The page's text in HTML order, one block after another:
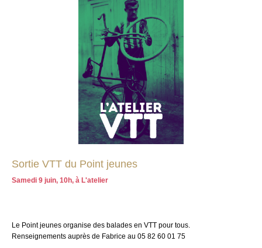
Sortie VTT du Point jeunes
Samedi 9 juin, 10h, à L'atelier
Le Point jeunes organise des balades en VTT pour tous.
Renseignements auprès de Fabrice au 05 82 60 01 75